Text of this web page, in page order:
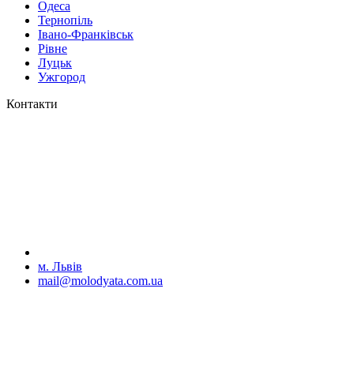
Одеса
Тернопіль
Івано-Франківськ
Рівне
Луцьк
Ужгород
Контакти
м. Львів
mail@molodyata.com.ua